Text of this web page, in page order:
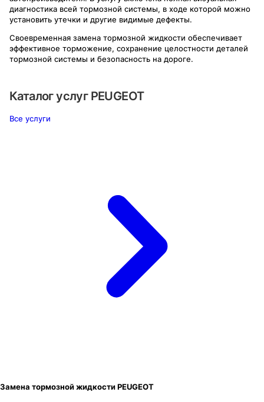
диагностика всей тормозной системы, в ходе которой можно
установить утечки и другие видимые дефекты.
Своевременная замена тормозной жидкости обеспечивает
эффективное торможение, сохранение целостности деталей
тормозной системы и безопасность на дороге.
Каталог услуг PEUGEOT
Все услуги
Замена тормозной жидкости PEUGEOT